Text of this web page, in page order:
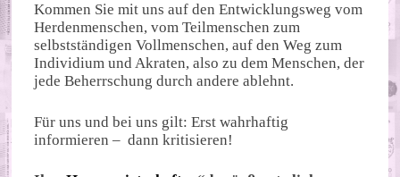
Kommen Sie mit uns auf den Entwicklungsweg vom
Herdenmenschen, vom Teilmenschen zum
selbstständigen Vollmenschen, auf den Weg zum
Individium und Akraten, also zu dem Menschen, der
jede Beherrschung durch andere ablehnt.
Für uns und bei uns gilt: Erst wahrhaftig
informieren – dann kritisieren!